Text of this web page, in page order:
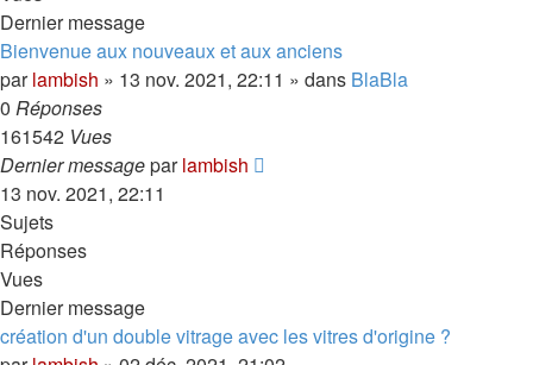
Dernier message
Bienvenue aux nouveaux et aux anciens
parlambish » 13 nov. 2021, 22:11 » dans BlaBla
0 Réponses
161542 Vues
Dernier messageparlambish
13 nov. 2021, 22:11
Sujets
Réponses
Vues
Dernier message
création d'un double vitrage avec les vitres d'origine ?